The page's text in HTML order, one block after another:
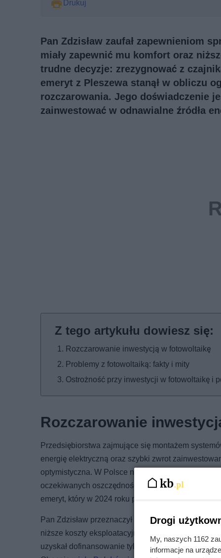
Drukuj
Pan Zdzisław zaufał zapewnieniom
miały zapewnić mu komfort oraz
trudne decyzje: zrezygnować z
emeryt z Pleszewa stanął w obliczu
rozczarowania. Jego doświadczenie
zainwestować w odnawialne źródła
Rozczarowanie inwestycją w fotowoltaikę
Problemy z fotowoltaiką: fakty i mity
Ostrożność przy inwestycji w fotowoltaikę i
Rozczarowanie
Przedsiębiorstwa zajmujące się montażem
energię elektryczną oraz szybki zwrot
optymistyczna. W Polsce nie brakuje osób, które
oczekiwanych oszczędności – muszą mierzyć się z
emeryt, który w 2024 roku podzielił się swoimi
Pan Zdzisław przeznaczył całe swoje zasoby na
niższe koszty eksploatacyjne. Miał nadzieję na
uzyskał dofinansowanie tylko na pompę ciepła, a
Drogi
My, naszych 1162
informacje na